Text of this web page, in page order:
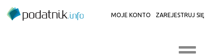
MOJE KONTO ZAREJESTRUJ SIĘ